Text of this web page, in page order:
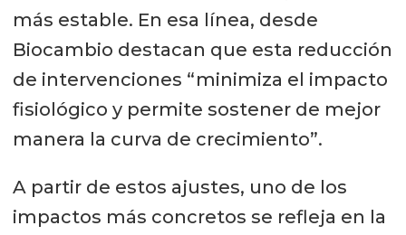
más estable. En esa línea, desde
Biocambio destacan que esta reducción
de intervenciones “minimiza el impacto
fisiológico y permite sostener de mejor
manera la curva de crecimiento”.
A partir de estos ajustes, uno de los
impactos más concretos se refleja en la